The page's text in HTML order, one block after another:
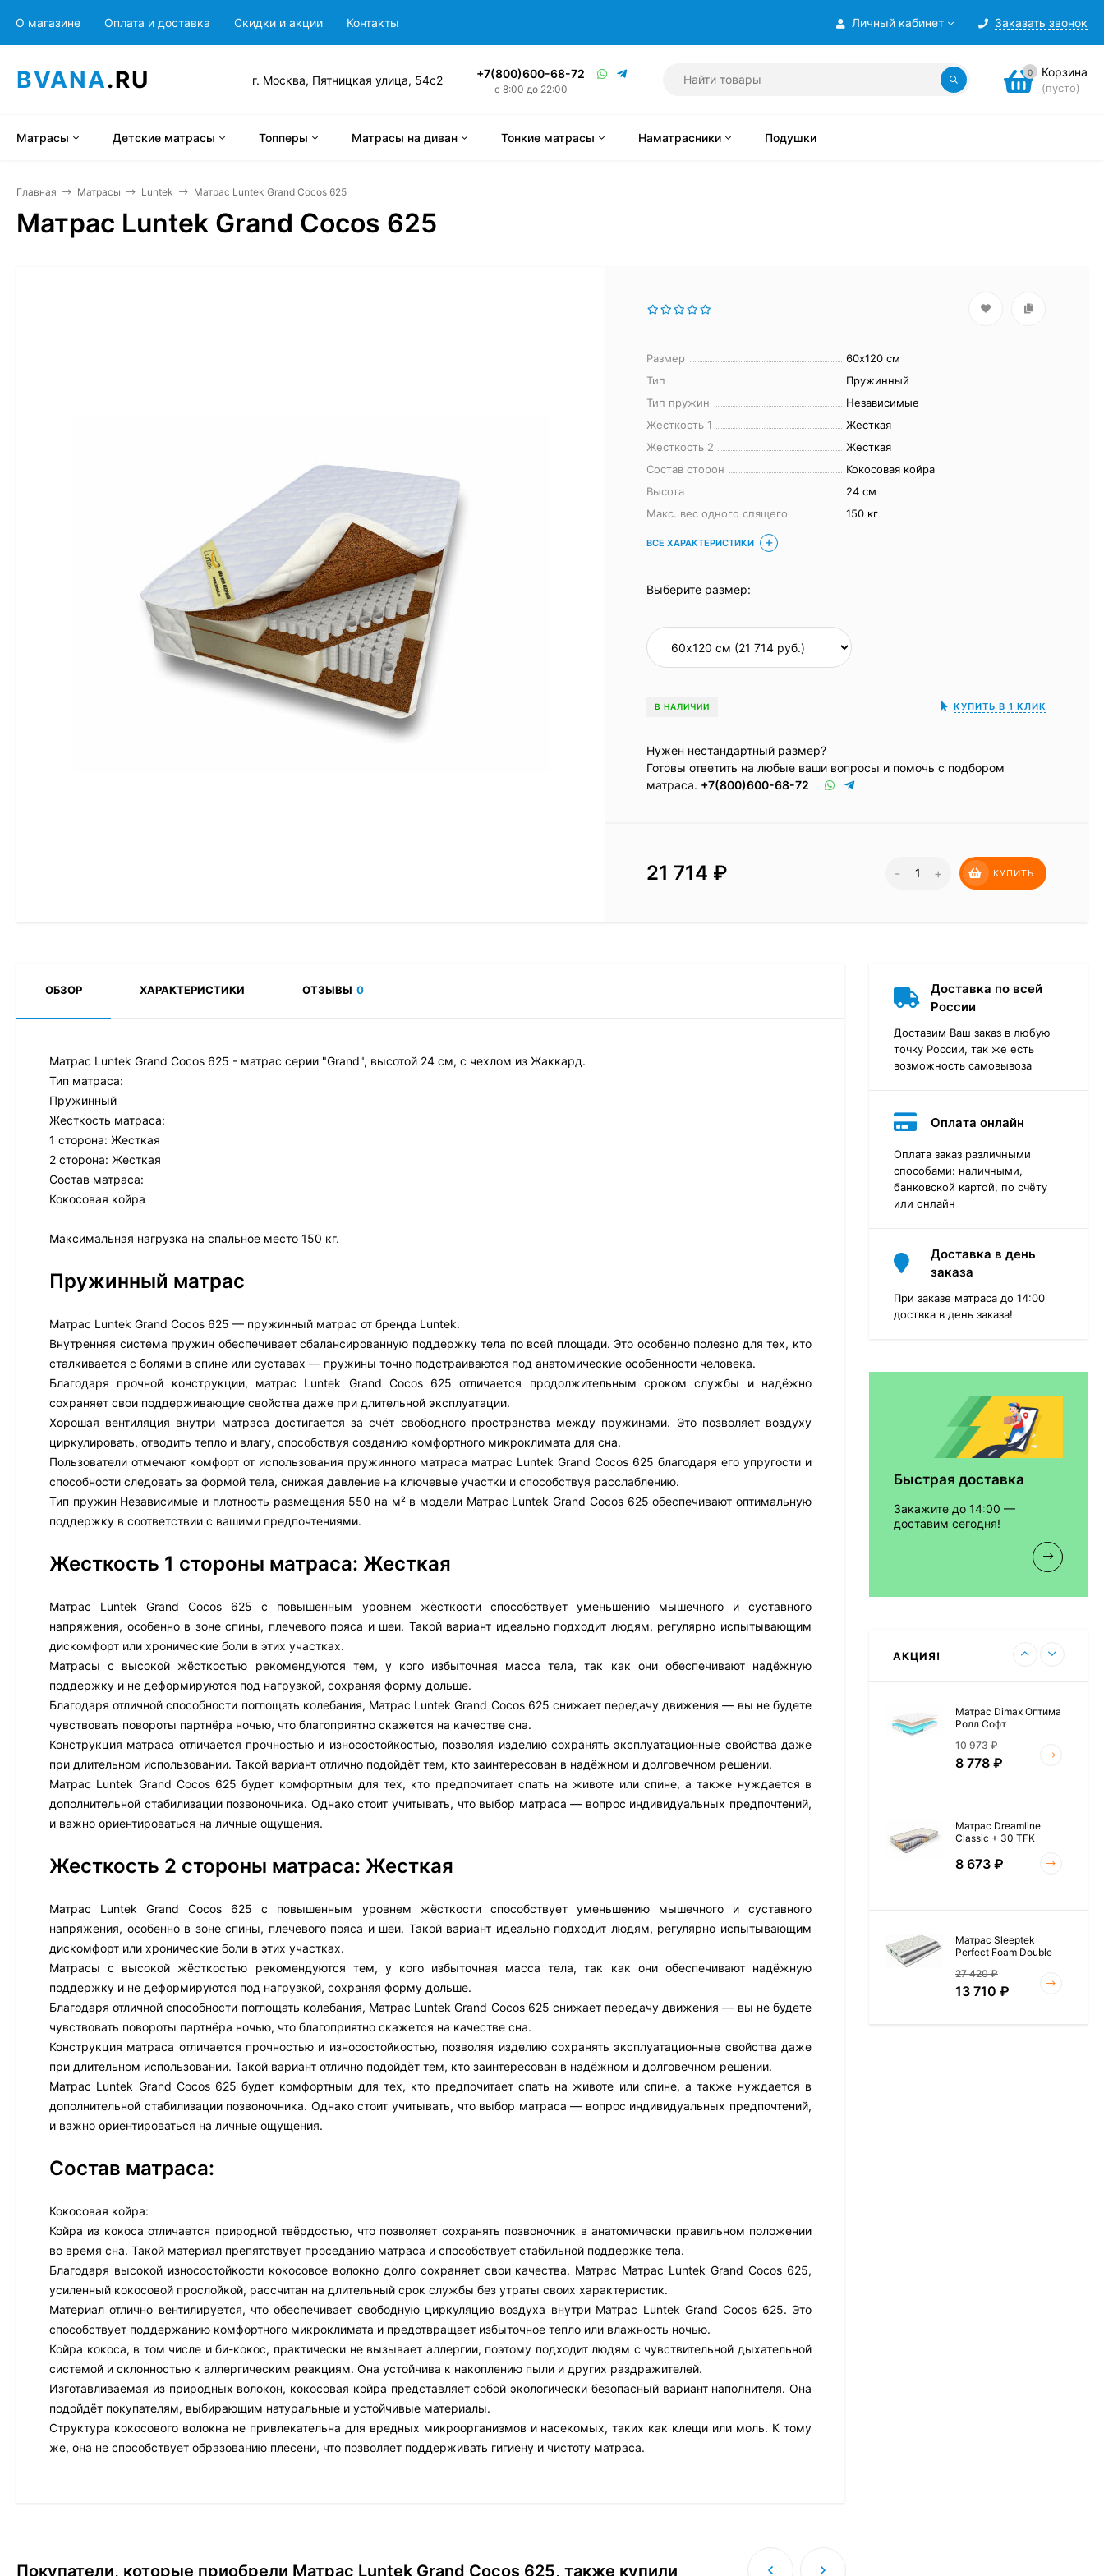
Личный кабинет Заказать звонок
О магазине Оплата и доставка Скидки и акции Контакты
BVANA.RU г. Москва, Пятницкая улица, 54с2 +7(800)600-68-72
с 8:00 до 22:00
0 Корзина
(пусто)
Матрасы Детские матрасы Топперы Матрасы на диван Тонкие матрасы Наматрасники Подушки
Главная Матрасы Luntek Матрас Luntek Grand Cocos 625
Матрас Luntek Grand Cocos 625
Размер
60х120 см
Тип
Пружинный
Тип пружин
Независимые
Жесткость 1
Жесткая
Жесткость 2
Жесткая
Состав сторон
Кокосовая койра
Высота
24 см
Макс. вес одного спящего
150 кг
ВСЕ ХАРАКТЕРИСТИКИ
Выберите размер:
В НАЛИЧИИ КУПИТЬ В 1 КЛИК
Нужен нестандартный размер?
Готовы ответить на любые ваши вопросы и помочь с подбором
матраса. +7(800)600-68-72
21 714 ₽ - + КУПИТЬ
ОБЗОР ХАРАКТЕРИСТИКИ ОТЗЫВЫ 0
Матрас Luntek Grand Cocos 625 - матрас серии "Grand", высотой 24 см, с чехлом из Жаккард.
Тип матраса:
Пружинный
Жесткость матраса:
1 сторона: Жесткая
2 сторона: Жесткая
Состав матраса:
Кокосовая койра
Максимальная нагрузка на спальное место 150 кг.
Пружинный матрас
Матрас Luntek Grand Cocos 625 — пружинный матрас от бренда Luntek.
Внутренняя система пружин обеспечивает сбалансированную поддержку тела по всей площади. Это особенно полезно для тех, кто
сталкивается с болями в спине или суставах — пружины точно подстраиваются под анатомические особенности человека.
Благодаря прочной конструкции, матрас Luntek Grand Cocos 625 отличается продолжительным сроком службы и надёжно
сохраняет свои поддерживающие свойства даже при длительной эксплуатации.
Хорошая вентиляция внутри матраса достигается за счёт свободного пространства между пружинами. Это позволяет воздуху
циркулировать, отводить тепло и влагу, способствуя созданию комфортного микроклимата для сна.
Пользователи отмечают комфорт от использования пружинного матраса матрас Luntek Grand Cocos 625 благодаря его упругости и
способности следовать за формой тела, снижая давление на ключевые участки и способствуя расслаблению.
Тип пружин Независимые и плотность размещения 550 на м² в модели Матрас Luntek Grand Cocos 625 обеспечивают оптимальную
поддержку в соответствии с вашими предпочтениями.
Жесткость 1 стороны матраса: Жесткая
Матрас Luntek Grand Cocos 625 с повышенным уровнем жёсткости способствует уменьшению мышечного и суставного
напряжения, особенно в зоне спины, плечевого пояса и шеи. Такой вариант идеально подходит людям, регулярно испытывающим
дискомфорт или хронические боли в этих участках.
Матрасы с высокой жёсткостью рекомендуются тем, у кого избыточная масса тела, так как они обеспечивают надёжную
поддержку и не деформируются под нагрузкой, сохраняя форму дольше.
Благодаря отличной способности поглощать колебания, Матрас Luntek Grand Cocos 625 снижает передачу движения — вы не будете
чувствовать повороты партнёра ночью, что благоприятно скажется на качестве сна.
Конструкция матраса отличается прочностью и износостойкостью, позволяя изделию сохранять эксплуатационные свойства даже
при длительном использовании. Такой вариант отлично подойдёт тем, кто заинтересован в надёжном и долговечном решении.
Матрас Luntek Grand Cocos 625 будет комфортным для тех, кто предпочитает спать на животе или спине, а также нуждается в
дополнительной стабилизации позвоночника. Однако стоит учитывать, что выбор матраса — вопрос индивидуальных предпочтений,
и важно ориентироваться на личные ощущения.
Жесткость 2 стороны матраса: Жесткая
Матрас Luntek Grand Cocos 625 с повышенным уровнем жёсткости способствует уменьшению мышечного и суставного
напряжения, особенно в зоне спины, плечевого пояса и шеи. Такой вариант идеально подходит людям, регулярно испытывающим
дискомфорт или хронические боли в этих участках.
Матрасы с высокой жёсткостью рекомендуются тем, у кого избыточная масса тела, так как они обеспечивают надёжную
поддержку и не деформируются под нагрузкой, сохраняя форму дольше.
Благодаря отличной способности поглощать колебания, Матрас Luntek Grand Cocos 625 снижает передачу движения — вы не будете
чувствовать повороты партнёра ночью, что благоприятно скажется на качестве сна.
Конструкция матраса отличается прочностью и износостойкостью, позволяя изделию сохранять эксплуатационные свойства даже
при длительном использовании. Такой вариант отлично подойдёт тем, кто заинтересован в надёжном и долговечном решении.
Матрас Luntek Grand Cocos 625 будет комфортным для тех, кто предпочитает спать на животе или спине, а также нуждается в
дополнительной стабилизации позвоночника. Однако стоит учитывать, что выбор матраса — вопрос индивидуальных предпочтений,
и важно ориентироваться на личные ощущения.
Состав матраса:
Кокосовая койра:
Койра из кокоса отличается природной твёрдостью, что позволяет сохранять позвоночник в анатомически правильном положении
во время сна. Такой материал препятствует проседанию матраса и способствует стабильной поддержке тела.
Благодаря высокой износостойкости кокосовое волокно долго сохраняет свои качества. Матрас Матрас Luntek Grand Cocos 625,
усиленный кокосовой прослойкой, рассчитан на длительный срок службы без утраты своих характеристик.
Материал отлично вентилируется, что обеспечивает свободную циркуляцию воздуха внутри Матрас Luntek Grand Cocos 625. Это
способствует поддержанию комфортного микроклимата и предотвращает избыточное тепло или влажность ночью.
Койра кокоса, в том числе и би-кокос, практически не вызывает аллергии, поэтому подходит людям с чувствительной дыхательной
системой и склонностью к аллергическим реакциям. Она устойчива к накоплению пыли и других раздражителей.
Изготавливаемая из природных волокон, кокосовая койра представляет собой экологически безопасный вариант наполнителя. Она
подойдёт покупателям, выбирающим натуральные и устойчивые материалы.
Структура кокосового волокна не привлекательна для вредных микроорганизмов и насекомых, таких как клещи или моль. К тому
же, она не способствует образованию плесени, что позволяет поддерживать гигиену и чистоту матраса.
Покупатели, которые приобрели Матрас Luntek Grand Cocos 625, также купили
Доставка по всей
России
Доставим Ваш заказ в любую
точку России, так же есть
возможность самовывоза
Оплата онлайн
Оплата заказ различными
способами: наличными,
банковской картой, по счёту
или онлайн
Доставка в день
заказа
При заказе матраса до 14:00
доствка в день заказа!
Быстрая доставка
Закажите до 14:00 —
доставим сегодня!
АКЦИЯ!
12 468₽
9 351
Матрас Vitaflex Foam
7 692₽
Матрас Vitaflex Foam
Матрас Dimax Оптима
Ролл Софт
10 973₽
8 778 ₽
Матрас Dreamline
Classic + 30 TFK
8 673 ₽
Матрас Sleeptek
Perfect Foam Double
27 420₽
13 710 ₽